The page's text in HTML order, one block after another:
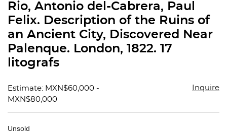
Rio, Antonio del-Cabrera, Paul
Felix. Description of the Ruins of
an Ancient City, Discovered Near
Palenque. London, 1822. 17
litografs
Estimate: MXN$60,000 -
MXN$80,000
Inquire
Unsold